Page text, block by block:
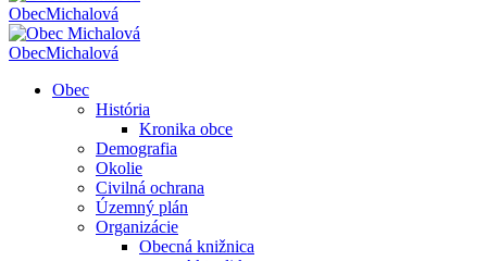
ObecMichalová
ObecMichalová
Obec
História
Kronika obce
Demografia
Okolie
Civilná ochrana
Územný plán
Organizácie
Obecná knižnica